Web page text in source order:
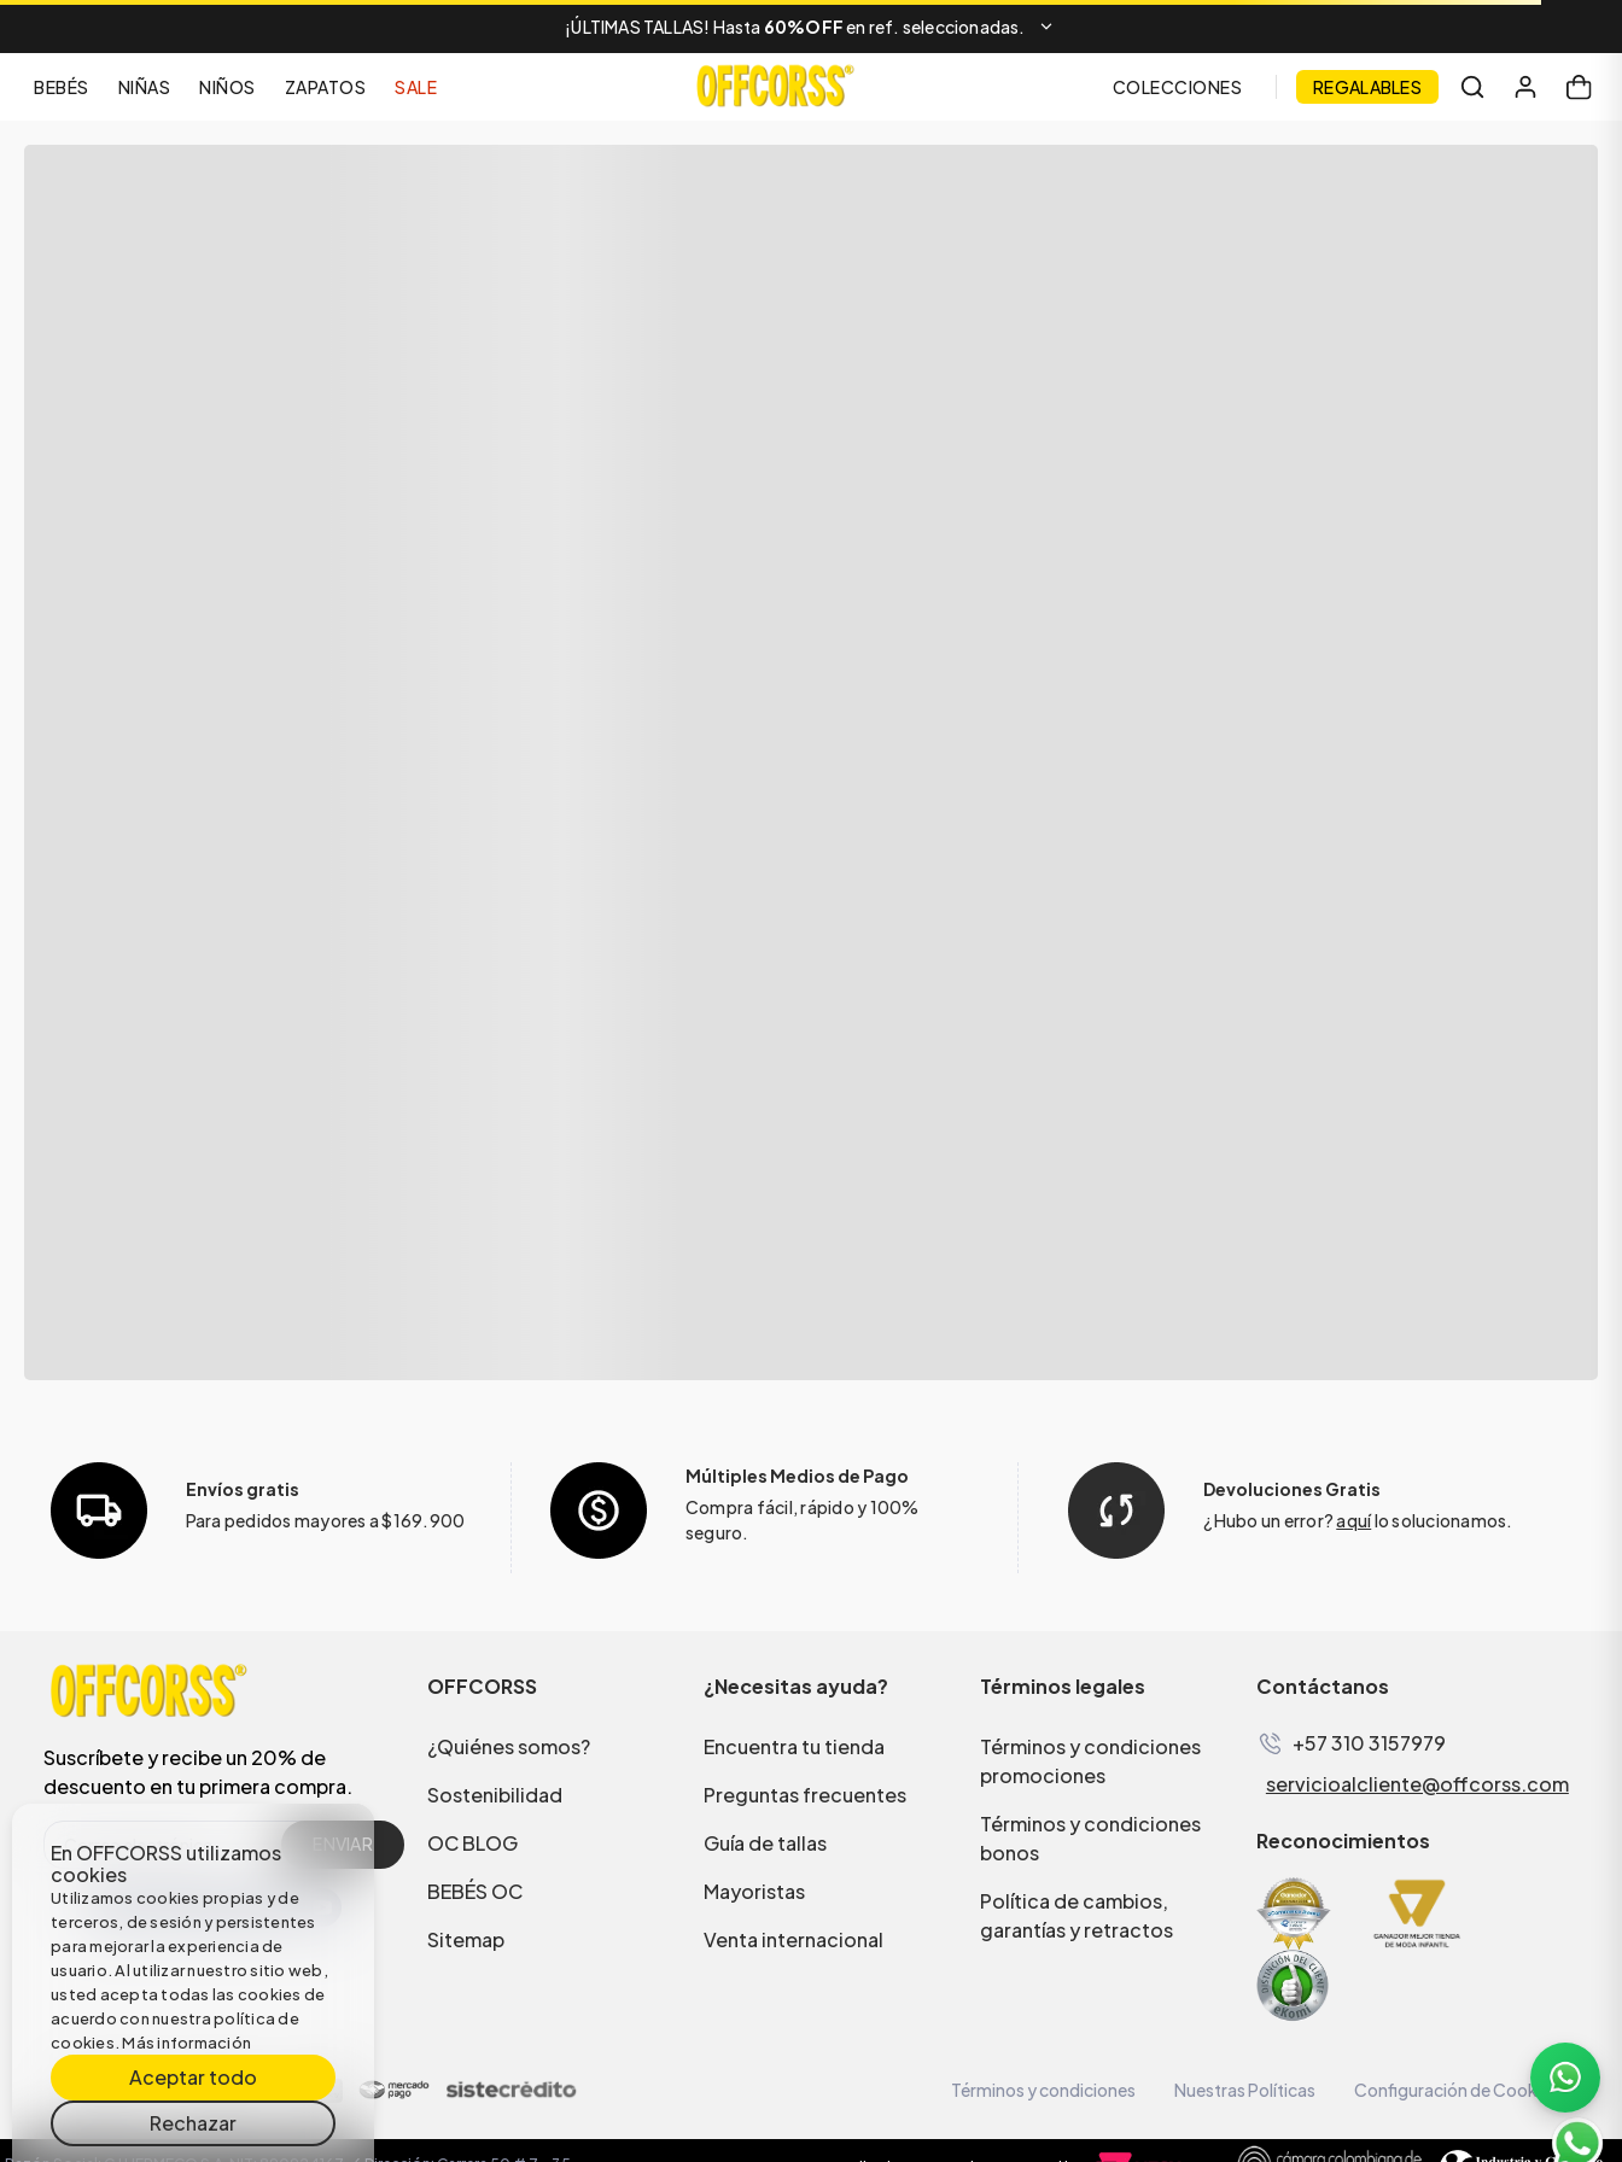
¡ÚLTIMAS TALLAS! Hasta 60%OFFen ref. seleccionadas.
BEBÉS NIÑAS NIÑOS ZAPATOS SALE COLECCIONES REGALABLES
En OFFCORSS utilizamos
cookies
Utilizamos cookies propias y de
terceros, de sesión y persistentes
para mejorar la experiencia de
usuario. Al utilizar nuestro sitio web,
usted acepta todas las cookies de
acuerdo con nuestra política de
cookies.Más información
Aceptar todo
Rechazar
Envíos gratis
Para pedidos mayores a $169.900
Múltiples Medios de Pago
Compra fácil, rápido y 100%
seguro.
Devoluciones Gratis
¿Hubo un error?aquílo solucionamos.
Suscríbete y recibe un 20% de
descuento en tu primera compra.
ENVIAR
OFFCORSS
¿Quiénes somos?
Sostenibilidad
OC BLOG
BEBÉS OC
Sitemap
¿Necesitas ayuda?
Encuentra tu tienda
Preguntas frecuentes
Guía de tallas
Mayoristas
Venta internacional
Términos legales
Términos y condiciones
promociones
Términos y condiciones
bonos
Política de cambios,
garantías y retractos
Contáctanos
+57 310 3157979
servicioalcliente@offcorss.com
Reconocimientos
Términos y condiciones Nuestras Políticas Configuración de Cookies